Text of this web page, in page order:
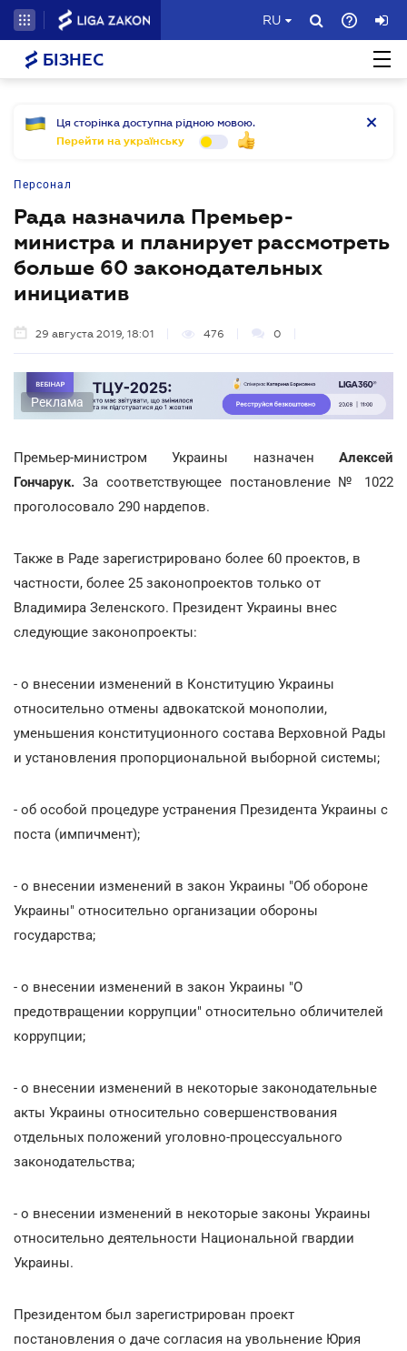
RU
БІЗНЕС
Ця сторінка доступна рідною мовою.
Перейти на українську
Персонал
Рада назначила Премьер-
министра и планирует рассмотреть
больше 60 законодательных
инициатив
29 августа 2019, 18:01 476 0
Реклама
Премьер-министром Украины назначен Алексей
Гончарук. За соответствующее постановление № 1022
проголосовало 290 нардепов.
Также в Раде зарегистрировано более 60 проектов, в
частности, более 25 законопроектов только от
Владимира Зеленского. Президент Украины внес
следующие законопроекты:
- о внесении изменений в Конституцию Украины
относительно отмены адвокатской монополии,
уменьшения конституционного состава Верховной Рады
и установления пропорциональной выборной системы;
- об особой процедуре устранения Президента Украины с
поста (импичмент);
- о внесении изменений в закон Украины "Об обороне
Украины" относительно организации обороны
государства;
- о внесении изменений в закон Украины "О
предотвращении коррупции" относительно обличителей
коррупции;
- о внесении изменений в некоторые законодательные
акты Украины относительно совершенствования
отдельных положений уголовно-процессуального
законодательства;
- о внесении изменений в некоторые законы Украины
относительно деятельности Национальной гвардии
Украины.
Президентом был зарегистрирован проект
постановления о даче согласия на увольнение Юрия